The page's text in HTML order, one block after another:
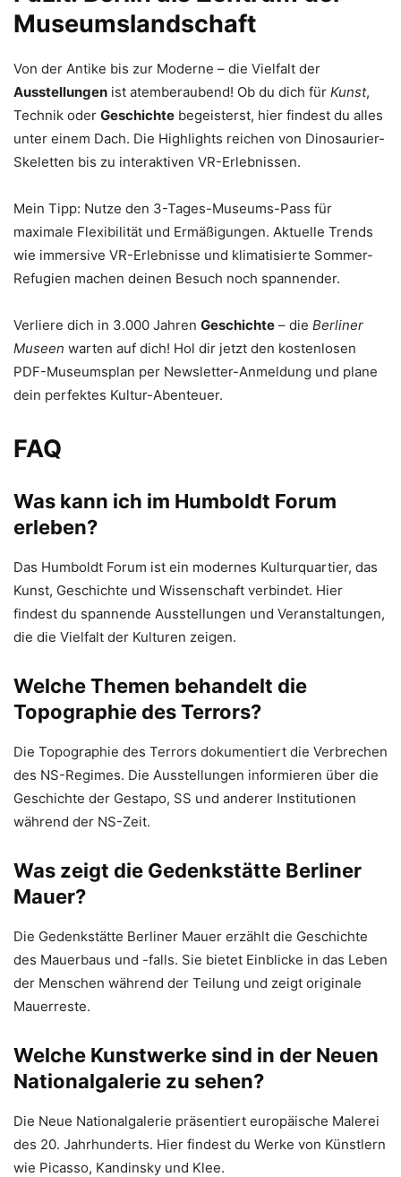
Museumslandschaft
Von der Antike bis zur Moderne – die Vielfalt der
Ausstellungen ist atemberaubend! Ob du dich für Kunst,
Technik oder Geschichte begeisterst, hier findest du alles
unter einem Dach. Die Highlights reichen von Dinosaurier-
Skeletten bis zu interaktiven VR-Erlebnissen.
Mein Tipp: Nutze den 3-Tages-Museums-Pass für
maximale Flexibilität und Ermäßigungen. Aktuelle Trends
wie immersive VR-Erlebnisse und klimatisierte Sommer-
Refugien machen deinen Besuch noch spannender.
Verliere dich in 3.000 Jahren Geschichte – die Berliner
Museen warten auf dich! Hol dir jetzt den kostenlosen
PDF-Museumsplan per Newsletter-Anmeldung und plane
dein perfektes Kultur-Abenteuer.
FAQ
Was kann ich im Humboldt Forum
erleben?
Das Humboldt Forum ist ein modernes Kulturquartier, das
Kunst, Geschichte und Wissenschaft verbindet. Hier
findest du spannende Ausstellungen und Veranstaltungen,
die die Vielfalt der Kulturen zeigen.
Welche Themen behandelt die
Topographie des Terrors?
Die Topographie des Terrors dokumentiert die Verbrechen
des NS-Regimes. Die Ausstellungen informieren über die
Geschichte der Gestapo, SS und anderer Institutionen
während der NS-Zeit.
Was zeigt die Gedenkstätte Berliner
Mauer?
Die Gedenkstätte Berliner Mauer erzählt die Geschichte
des Mauerbaus und -falls. Sie bietet Einblicke in das Leben
der Menschen während der Teilung und zeigt originale
Mauerreste.
Welche Kunstwerke sind in der Neuen
Nationalgalerie zu sehen?
Die Neue Nationalgalerie präsentiert europäische Malerei
des 20. Jahrhunderts. Hier findest du Werke von Künstlern
wie Picasso, Kandinsky und Klee.